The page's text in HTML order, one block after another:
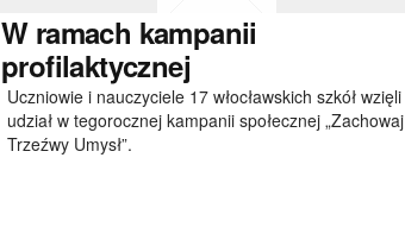
Wramach kampanii
profilaktycznej
Uczniowie i nauczyciele 17 włocławskich szkół wzięli
udział w tegorocznej kampanii społecznej „Zachowaj
Trzeźwy Umysł”.